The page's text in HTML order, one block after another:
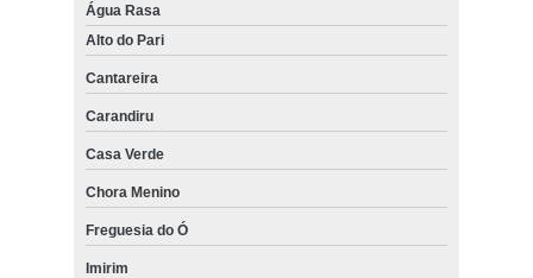
Água Rasa
Alto do Pari
Cantareira
Carandiru
Casa Verde
Chora Menino
Freguesia do Ó
Imirim